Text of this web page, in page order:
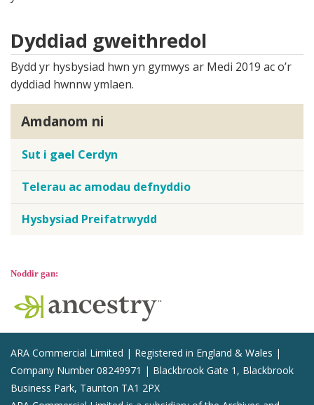
Dyddiad gweithredol
Bydd yr hysbysiad hwn yn gymwys ar Medi 2019 ac o’r
dyddiad hwnnw ymlaen.
Amdanom ni
Sut i gael Cerdyn
Telerau ac amodau defnyddio
Hysbysiad Preifatrwydd
Noddir gan:
ARA Commercial Limited | Registered in England & Wales |
Company Number 08249971 | Blackbrook Gate 1, Blackbrook
Business Park, Taunton TA1 2PX